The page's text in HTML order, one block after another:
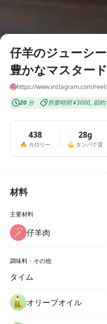
仔羊のジューシ
豊かなマスター
https://www.instagram.com/reel/
20分 所要時間¥3000, 節約
438
🔥 カロリー
28g
💪 タンパク質
材料
主要材料
仔羊肉
調味料・その他
タイム
オリーブオイル